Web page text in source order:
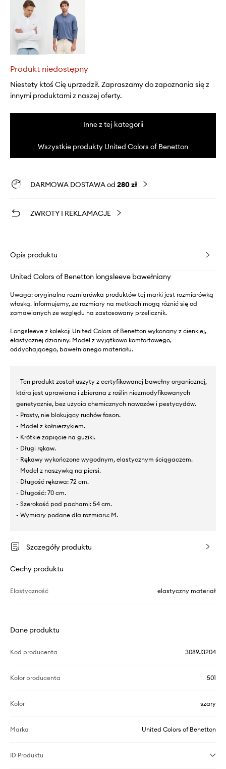
Produkt niedostępny
Niestety ktoś Cię uprzedził. Zapraszamy do zapoznania się z
innymi produktami z naszej oferty.
Inne z tej kategorii
Wszystkie produkty United Colors of Benetton
DARMOWA DOSTAWA od 280 zł
ZWROTY I REKLAMACJE
Opis produktu
United Colors of Benetton longsleeve bawełniany
Uwaga: oryginalna rozmiarówka produktów tej marki jest rozmiarówką
włoską. Informujemy, że rozmiary na metkach mogą różnić się od
zamawianych ze względu na zastosowany przelicznik.
Longsleeve z kolekcji United Colors of Benetton wykonany z cienkiej,
elastycznej dzianiny. Model z wyjątkowo komfortowego,
oddychającego, bawełnianego materiału.
- Ten produkt został uszyty z certyfikowanej bawełny organicznej,
która jest uprawiana i zbierana z roślin niezmodyfikowanych
genetycznie, bez użycia chemicznych nawozów i pestycydów.
- Prosty, nie blokujący ruchów fason.
- Model z kołnierzykiem.
- Krótkie zapięcie na guziki.
- Długi rękaw.
- Rękawy wykończone wygodnym, elastycznym ściągaczem.
- Model z naszywką na piersi.
- Długość rękawa: 72 cm.
- Długość: 70 cm.
- Szerokość pod pachami: 54 cm.
- Wymiary podane dla rozmiaru: M.
Szczegóły produktu
Cechy produktu
Elastyczność elastyczny materiał
Dane produktu
Kod producenta 3089J3204
Kolor producenta 501
Kolor szary
Marka United Colors of Benetton
ID Produktu